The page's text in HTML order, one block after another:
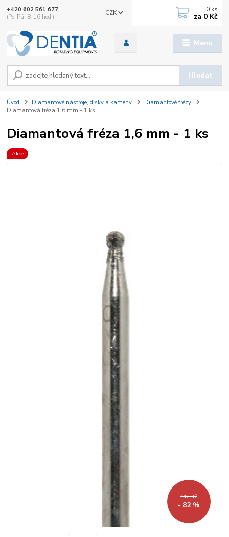
Menu
CZK
Hledat
+420 602 561 677
(Po-Pá, 8-16 hod.)
0 ks
za 0 Kč
Úvod Diamantové nástroje, disky a kameny
Diamantové frézy
Diamantová fréza 1,6 mm - 1 ks
Diamantová fréza 1,6 mm - 1 ks
Akce
112 Kč
- 82 %